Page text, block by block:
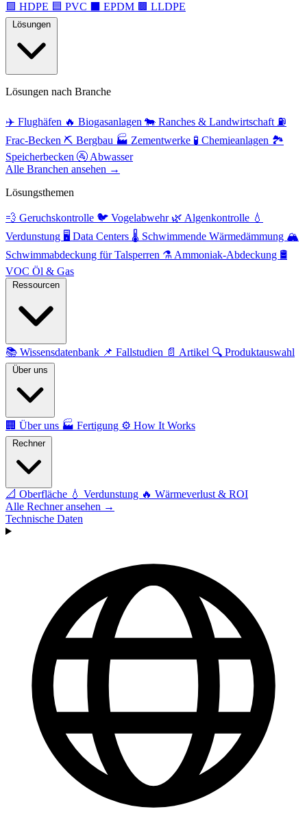
🟩 HDPE 🟦 PVC EPDM 🟫 LLDPE
Lösungen nach Branche
✈️ Flughäfen 🔥 Biogasanlagen 🐄 Ranches & Landwirtschaft ⛽
Frac-Becken ⛏️ Bergbau 🏭 Zementwerke 🧪 Chemieanlagen 🏞️
Speicherbecken 🚰 Abwasser
Alle Branchen ansehen →
Lösungsthemen
💨 Geruchskontrolle 🐦 Vogelabwehr 🌿 Algenkontrolle 💧
Verdunstung 🖥️ Data Centers 🌡️ Schwimmende Wärmedämmung 🏔️
Schwimmabdeckung für Talsperren ⚗️ Ammoniak-Abdeckung 🛢️
VOC Öl & Gas
📚 Wissensdatenbank 📌 Fallstudien 📄 Artikel 🔍 Produktauswahl
🏢 Über uns 🏭 Fertigung ⚙️ How It Works
Rechner
📐 Oberfläche 💧 Verdunstung 🔥 Wärmeverlust & ROI
Alle Rechner ansehen →
Technische Daten